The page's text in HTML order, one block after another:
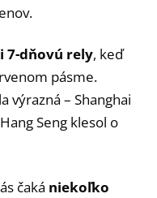
7-dňovú rely, keď
pásme.
výrazná – Shanghai
Seng klesol o
čaká niekoľko